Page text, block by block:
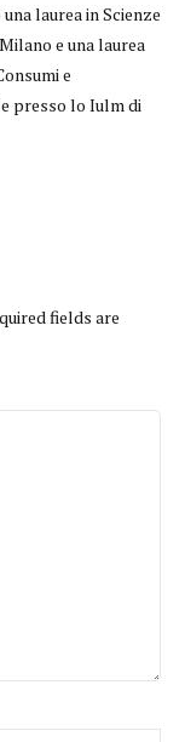
laurea in Scienze
e una laurea
e
presso lo Iulm di
fields are